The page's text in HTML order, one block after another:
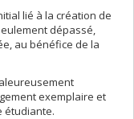
lié à la création de
dépassé,
au bénéfice de la
exemplaire et
étudiante.